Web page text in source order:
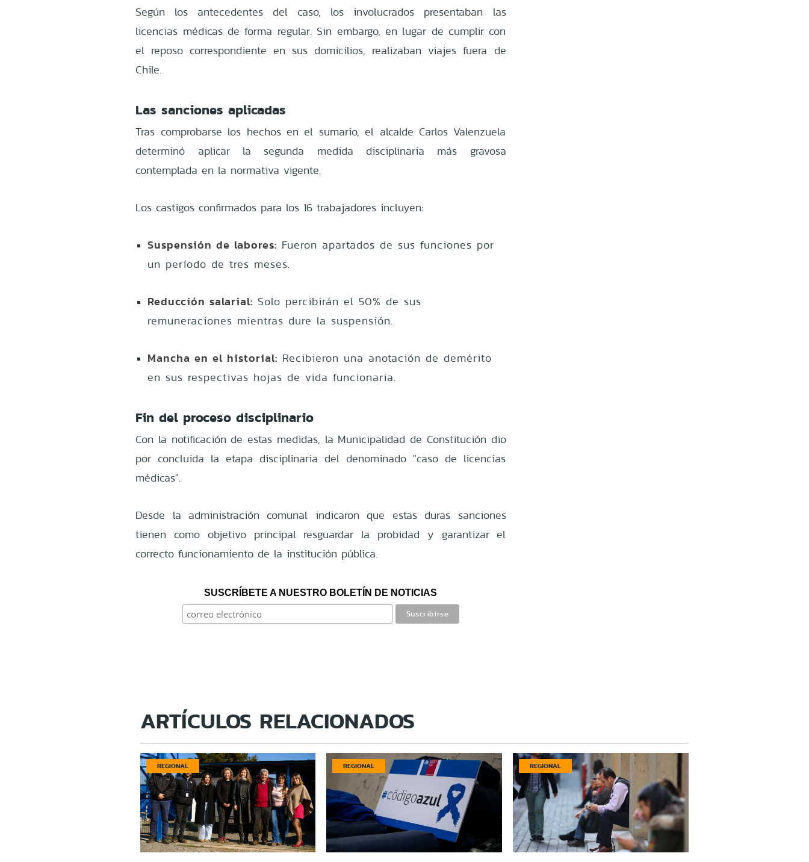
Según los antecedentes del caso, los involucrados presentaban las
licencias médicas de forma regular. Sin embargo, en lugar de cumplir con
el reposo correspondiente en sus domicilios, realizaban viajes fuera de
Chile.
Las sanciones aplicadas
Tras comprobarse los hechos en el sumario, el alcalde Carlos Valenzuela
determinó aplicar la segunda medida disciplinaria más gravosa
contemplada en la normativa vigente.
Los castigos confirmados para los 16 trabajadores incluyen:
Suspensión de labores: Fueron apartados de sus funciones por
un período de tres meses.
Reducción salarial: Solo percibirán el 50% de sus
remuneraciones mientras dure la suspensión.
Mancha en el historial: Recibieron una anotación de demérito
en sus respectivas hojas de vida funcionaria.
Fin del proceso disciplinario
Con la notificación de estas medidas, la Municipalidad de Constitución dio
por concluida la etapa disciplinaria del denominado "caso de licencias
médicas".
Desde la administración comunal indicaron que estas duras sanciones
tienen como objetivo principal resguardar la probidad y garantizar el
correcto funcionamiento de la institución pública.
SUSCRÍBETE A NUESTRO BOLETÍN DE NOTICIAS
ARTÍCULOS RELACIONADOS
REGIONAL REGIONAL REGIONAL